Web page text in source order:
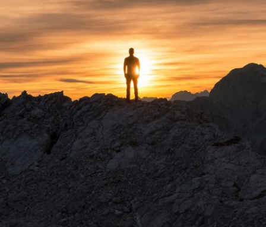
„учене на хапки“. Идеята дойде от опита ни с
редица компании, стотици международни и
български изследвания, а също и вътрешно
проведени проучвания.
Минисериалът вече има 2 сезона, всеки от
които съдържа 4
видеа. С тях представяме
различни ситуации и възможни пътища за
позитивна промяна, засягащи ключови
моменти от ежедневието на всеки лидер.
Вижте повече за програмататук